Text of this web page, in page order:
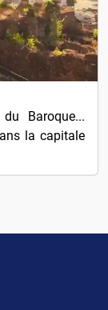
Baroque...
la capitale